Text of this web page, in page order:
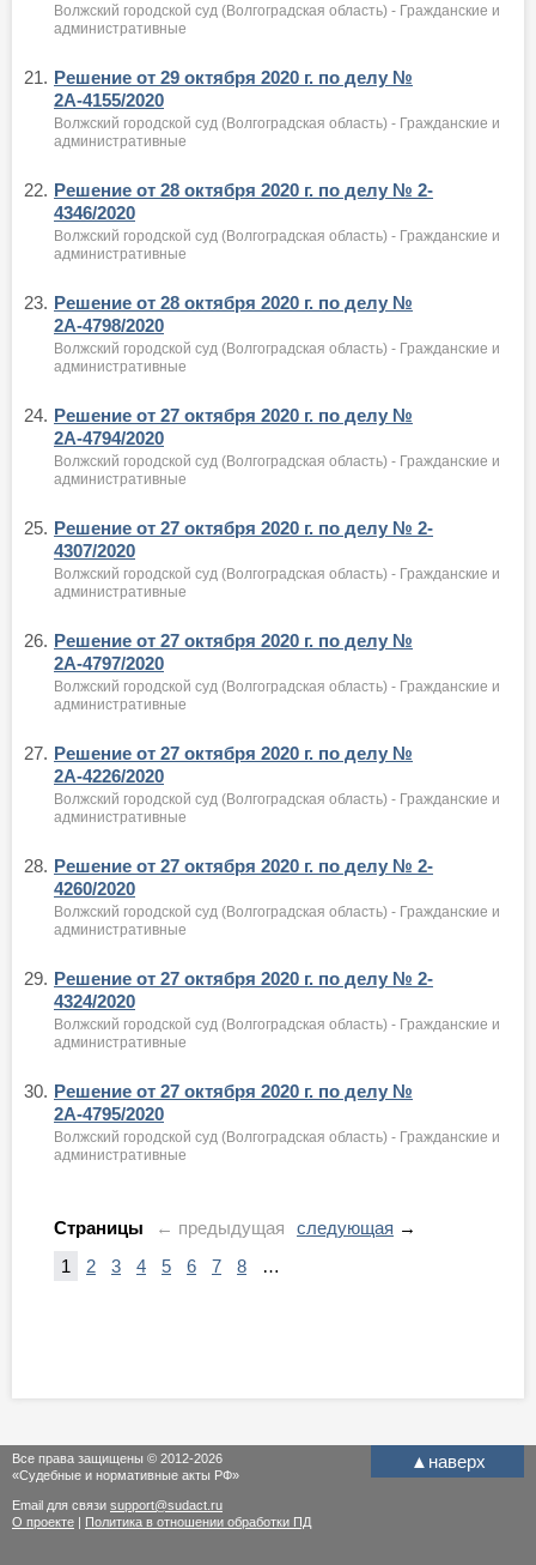
Волжский городской суд (Волгоградская область) - Гражданские и
административные
21. Решение от 29 октября 2020 г. по делу №
2А-4155/2020
Волжский городской суд (Волгоградская область) - Гражданские и
административные
22. Решение от 28 октября 2020 г. по делу № 2-
4346/2020
Волжский городской суд (Волгоградская область) - Гражданские и
административные
23. Решение от 28 октября 2020 г. по делу №
2А-4798/2020
Волжский городской суд (Волгоградская область) - Гражданские и
административные
24. Решение от 27 октября 2020 г. по делу №
2А-4794/2020
Волжский городской суд (Волгоградская область) - Гражданские и
административные
25. Решение от 27 октября 2020 г. по делу № 2-
4307/2020
Волжский городской суд (Волгоградская область) - Гражданские и
административные
26. Решение от 27 октября 2020 г. по делу №
2А-4797/2020
Волжский городской суд (Волгоградская область) - Гражданские и
административные
27. Решение от 27 октября 2020 г. по делу №
2А-4226/2020
Волжский городской суд (Волгоградская область) - Гражданские и
административные
28. Решение от 27 октября 2020 г. по делу № 2-
4260/2020
Волжский городской суд (Волгоградская область) - Гражданские и
административные
29. Решение от 27 октября 2020 г. по делу № 2-
4324/2020
Волжский городской суд (Волгоградская область) - Гражданские и
административные
30. Решение от 27 октября 2020 г. по делу №
2А-4795/2020
Волжский городской суд (Волгоградская область) - Гражданские и
административные
Страницы ← предыдущая следующая →
1
2 3 4 5 6 7 8 …
▲ наверх
Все права защищены © 2012-2026
«Судебные и нормативные акты РФ»
Email для связи support@sudact.ru
О проекте | Политика в отношении обработки ПД